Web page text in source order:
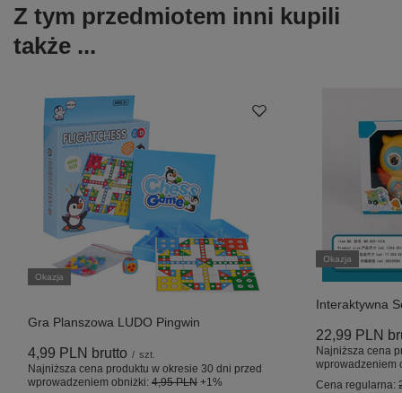
Z tym przedmiotem inni kupili
także ...
Okazja
Gra Planszowa LUDO Pingwin
4,99 PLN brutto / szt.
Najniższa cena produktu w okresie 30 dni przed
wprowadzeniem obniżki: 4,95 PLN +1%
Okazja
Interaktywna
22,99 PLN
Najniższa cena
wprowadzeniem
Cena regularna: